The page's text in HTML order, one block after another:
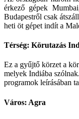
érkező gépek
Budapestről csak
heti öt gépet indít a
Térség: Körutazás
Ez a gyűjtő körzet a
melyek Indiába
programok leírásában
Város: Agra